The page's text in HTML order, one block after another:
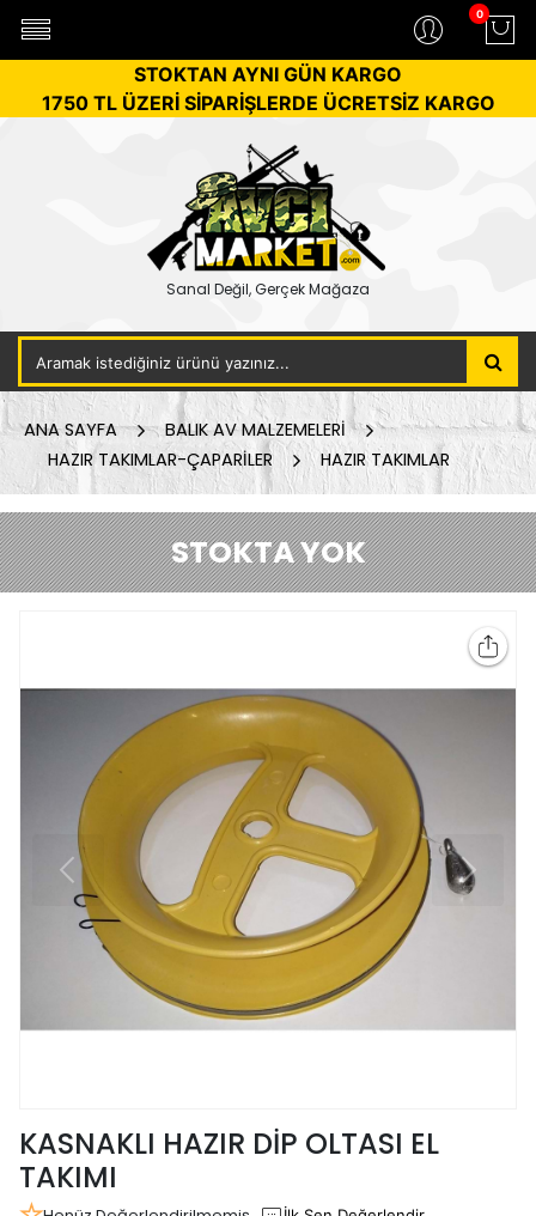
0
STOKTAN AYNI GÜN KARGO
1750 TL ÜZERİ SİPARİŞLERDE ÜCRETSİZ KARGO
Sanal Değil, Gerçek Mağaza
ANA SAYFA
BALIK AV MALZEMELERİ
HAZIR TAKIMLAR-ÇAPARİLER
HAZIR TAKIMLAR
STOKTA YOK
KASNAKLI HAZIR DİP OLTASI EL
TAKIMI